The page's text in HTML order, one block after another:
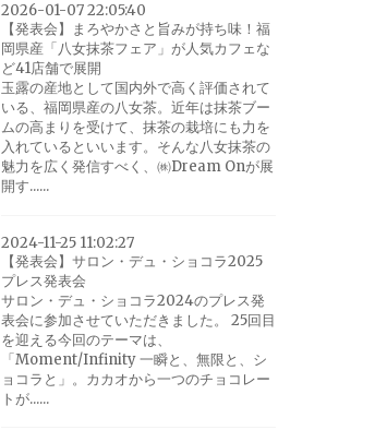
2026-01-07 22:05:40
【発表会】まろやかさと旨みが持ち味！福
岡県産「八女抹茶フェア」が人気カフェな
ど41店舗で展開
玉露の産地として国内外で高く評価されて
いる、福岡県産の八女茶。近年は抹茶ブー
ムの高まりを受けて、抹茶の栽培にも力を
入れているといいます。そんな八女抹茶の
魅力を広く発信すべく、㈱Dream Onが展
開す......
2024-11-25 11:02:27
【発表会】サロン・デュ・ショコラ2025
プレス発表会
サロン・デュ・ショコラ2024のプレス発
表会に参加させていただきました。 25回目
を迎える今回のテーマは、
「Moment/Infinity 一瞬と、無限と、シ
ョコラと」。カカオから一つのチョコレー
トが......